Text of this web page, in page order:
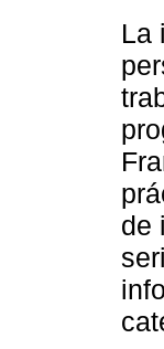
La
de